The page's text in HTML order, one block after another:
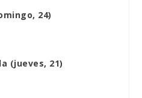
24)
(jueves, 21)